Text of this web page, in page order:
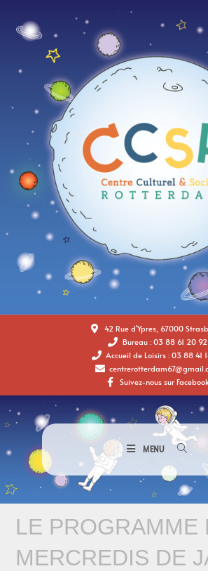
42 Rue d'Ypres, 67000
Bureau : 03 88 61 20 92
Accueil de Loisirs : 03 88 41
Suivez-nous sur Facebook
MENU
LE PROGRAMME
MERCREDIS DE